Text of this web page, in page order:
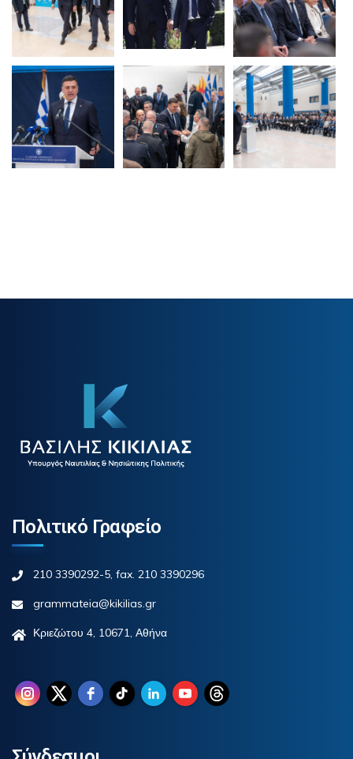
Πολιτικό Γραφείο
210 3390292-5, fax. 210 3390296
grammateia@kikilias.gr
Κριεζώτου 4, 10671, Αθήνα